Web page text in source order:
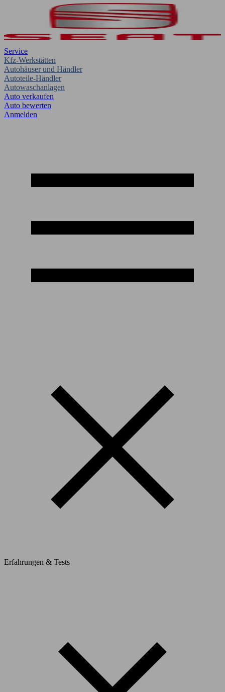
Service
Kfz-Werkstätten
Autohäuser und Händler
Autoteile-Händler
Autowaschanlagen
Auto verkaufen
Auto bewerten
Anmelden
Erfahrungen & Tests